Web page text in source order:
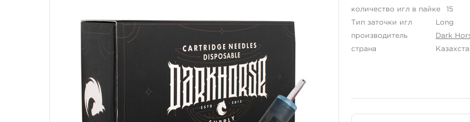
количество игл в пайке
15
Тип заточки игл
Long
производитель
Dark
страна